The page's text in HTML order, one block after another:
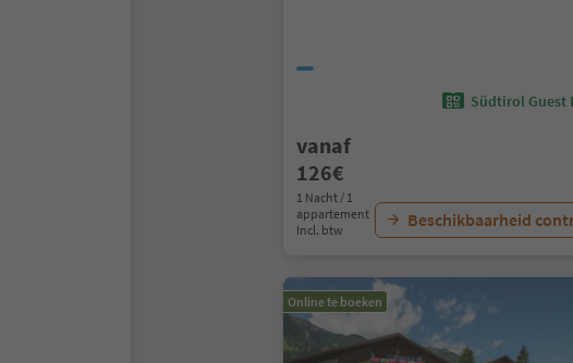
Südtirol Guest
vanaf
126€
1 Nacht / 1
appartement
Incl. btw
Beschikbaarheid
Online te boeken